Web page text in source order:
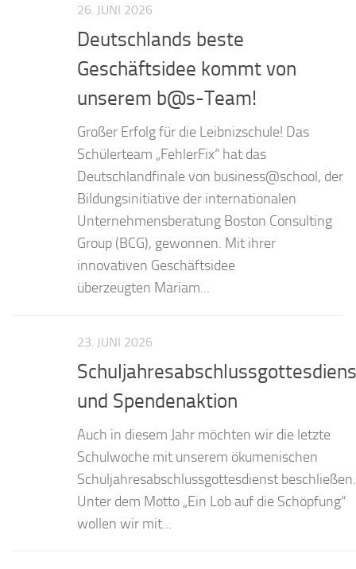
26. JUNI 2026
Deutschlands beste
Geschäftsidee kommt von
unserem b@s-Team!
Großer Erfolg für die Leibnizschule! Das
Schülerteam „FehlerFix“ hat das
Deutschlandfinale von business@school, der
Bildungsinitiative der internationalen
Unternehmensberatung Boston Consulting
Group (BCG), gewonnen. Mit ihrer
innovativen Geschäftsidee
überzeugten Mariam...
23. JUNI 2026
und Spendenaktion
Auch in diesem Jahr möchten wir die letzte
Schulwoche mit unserem ökumenischen
Schuljahresabschlussgottesdienst beschließen.
Unter dem Motto „Ein Lob auf die Schöpfung“
wollen wir mit...